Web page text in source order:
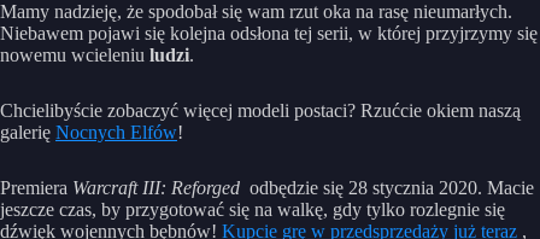
Mamy nadzieję, że spodobał się wam rzut oka na rasę nieumarłych.
Niebawem pojawi się kolejna odsłona tej serii, w której przyjrzymy się
nowemu wcieleniu ludzi.
Chcielibyście zobaczyć więcej modeli postaci? Rzućcie okiem naszą
galerię Nocnych Elfów!
Premiera Warcraft III: Reforged odbędzie się 28 stycznia 2020. Macie
jeszcze czas, by przygotować się na walkę, gdy tylko rozlegnie się
dźwięk wojennych bębnów! Kupcie grę w przedsprzedaży już teraz ,